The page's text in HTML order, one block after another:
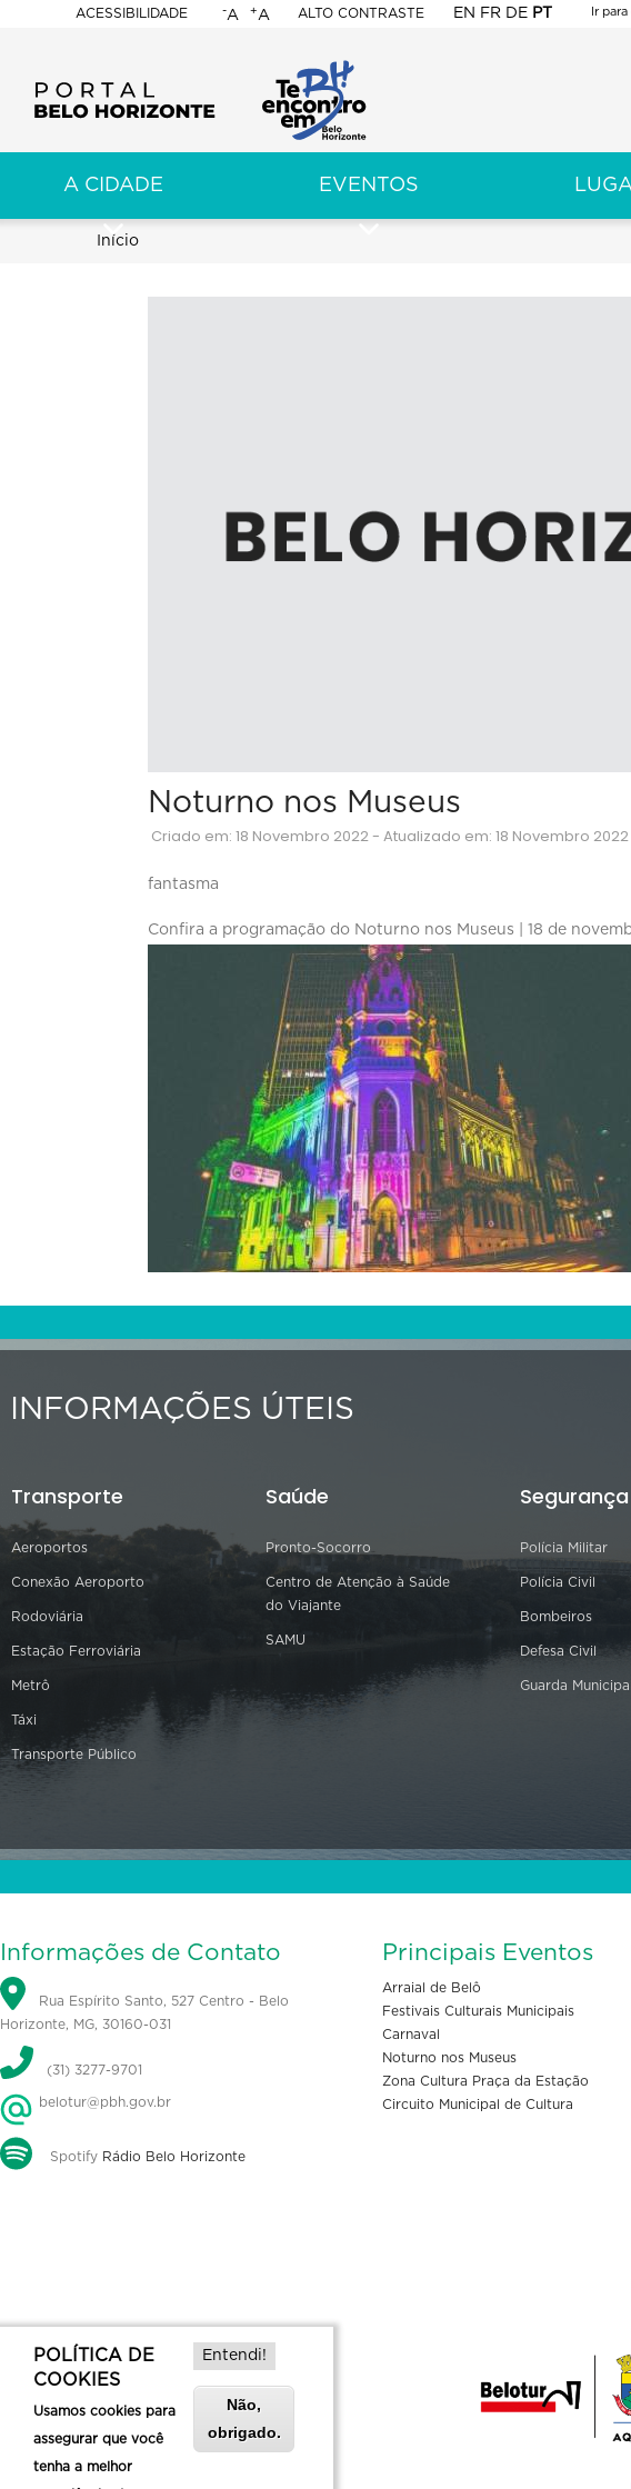
ACESSIBILIDADE
BELO
HORIZONTE
-A +A ALTO CONTRASTE EN FR DE PT
Ir
A CIDADE EVENTOS
Trilha
Início
Noturno nos Museus
Criado em: 18 Novembro 2022 - Atualizado em: 18 Novembro 2022
fantasma
Confira a programação do Noturno nos Museus | 18 de
INFORMAÇÕES ÚTEIS
Transporte
Aeroportos
Conexão Aeroporto
Rodoviária
Estação Ferroviária
Metrô
Táxi
Transporte Público
Saúde
Pronto-Socorro
Centro de Atenção à Saúde
do Viajante
SAMU
Segurança
Polícia Militar
Polícia Civil
Bombeiros
Defesa Civil
Guarda Municipal
Informações de Contato
Rua Espírito Santo, 527 Centro - Belo
Horizonte, MG, 30160-031
(31) 3277-9701
belotur@pbh.gov.br
Spotify Rádio Belo Horizonte
Principais Eventos
Arraial de Belô
Festivais Culturais Municipais
Carnaval
Noturno nos Museus
Zona Cultura Praça da Estação
Circuito Municipal de Cultura
POLÍTICA DE
COOKIES
Usamos cookies para
assegurar que você
tenha a melhor
Entendi!
Não,
obrigado.